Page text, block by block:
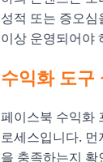
성적 또는 증오
이상 운영되어야
수익화 도구
페이스북 수익화
로세스입니다. 먼
을 충족하는지